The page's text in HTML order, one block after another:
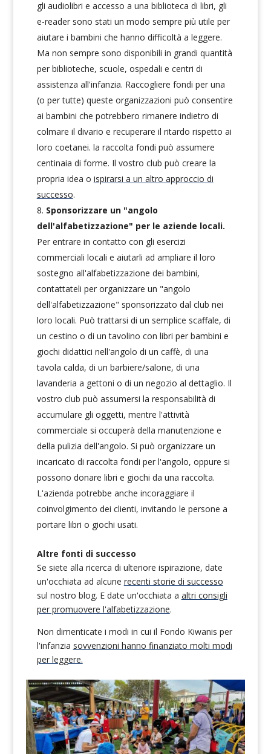
gli audiolibri e accesso a una biblioteca di libri, gli
e-reader sono stati un modo sempre più utile per
aiutare i bambini che hanno difficoltà a leggere.
Ma non sempre sono disponibili in grandi quantità
per biblioteche, scuole, ospedali e centri di
assistenza all'infanzia. Raccogliere fondi per una
(o per tutte) queste organizzazioni può consentire
ai bambini che potrebbero rimanere indietro di
colmare il divario e recuperare il ritardo rispetto ai
loro coetanei. la raccolta fondi può assumere
centinaia di forme. Il vostro club può creare la
propria idea o ispirarsi a un altro approccio di
successo.
Sponsorizzare un "angolo
dell'alfabetizzazione" per le aziende locali.
Per entrare in contatto con gli esercizi
commerciali locali e aiutarli ad ampliare il loro
sostegno all'alfabetizzazione dei bambini,
contattateli per organizzare un "angolo
dell'alfabetizzazione" sponsorizzato dal club nei
loro locali. Può trattarsi di un semplice scaffale, di
un cestino o di un tavolino con libri per bambini e
giochi didattici nell'angolo di un caffè, di una
tavola calda, di un barbiere/salone, di una
lavanderia a gettoni o di un negozio al dettaglio. Il
vostro club può assumersi la responsabilità di
accumulare gli oggetti, mentre l'attività
commerciale si occuperà della manutenzione e
della pulizia dell'angolo. Si può organizzare un
incaricato di raccolta fondi per l'angolo, oppure si
possono donare libri e giochi da una raccolta.
L'azienda potrebbe anche incoraggiare il
coinvolgimento dei clienti, invitando le persone a
portare libri o giochi usati.
Altre fonti di successo
Se siete alla ricerca di ulteriore ispirazione, date
un'occhiata ad alcune recenti storie di successo
sul nostro blog. E date un'occhiata a altri consigli
per promuovere l'alfabetizzazione.
Non dimenticate i modi in cui il Fondo Kiwanis per
l'infanzia sovvenzioni hanno finanziato molti modi
per leggere.